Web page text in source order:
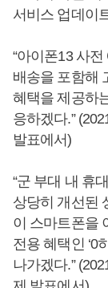
서비스 업데이
“아이폰13 사
배송을 포함해
혜택을 제공하
응하겠다.”
발표에서)
“군 부대 내 휴
상당히 개선된
이 스마트폰을
전용 혜택인 ‘0
나가겠다.”